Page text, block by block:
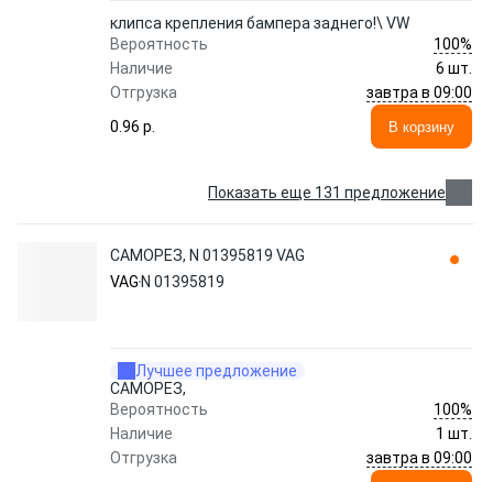
клипса крепления бампера заднего!\ VW
Вероятность
100%
Наличие
6 шт.
Отгрузка
завтра в 09:00
0.96 p.
В корзину
Показать еще 131 предложение
CАМОРЕЗ, N 01395819 VAG
VAG N 01395819
Лучшее предложение
CАМОРЕЗ,
Вероятность
100%
Наличие
1 шт.
Отгрузка
завтра в 09:00